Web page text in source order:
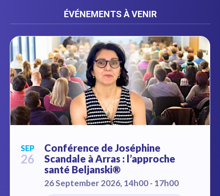
ÉVÉNEMENTS À VENIR
SEP
26
Conférence de Joséphine
Scandale à Arras : l’approche
santé Beljanski®
26 September 2026, 14h00 - 17h00